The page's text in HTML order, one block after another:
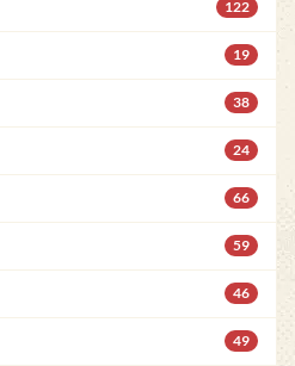
122
19
38
24
66
59
46
49